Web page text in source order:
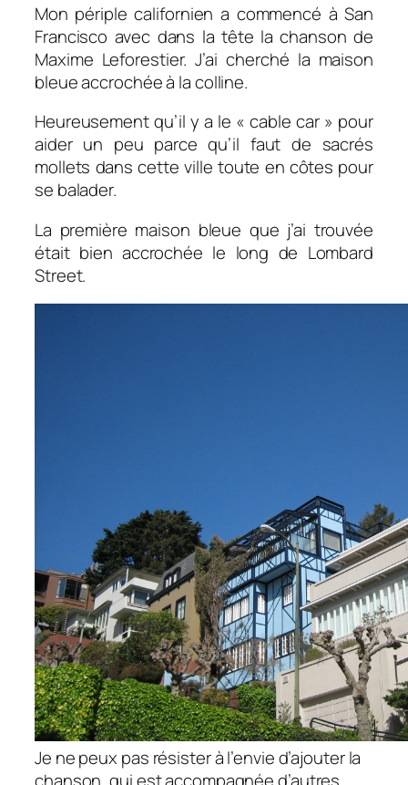
Mon périple californien a commencé à San
Francisco avec dans la tête la chanson de
Maxime Leforestier. J’ai cherché la maison
bleue accrochée à la colline.
Heureusement qu’il y a le « cable car » pour
aider un peu parce qu’il faut de sacrés
mollets dans cette ville toute en côtes pour
se balader.
La première maison bleue que j’ai trouvée
était bien accrochée le long de Lombard
Street.
Je ne peux pas résister à l’envie d’ajouter la